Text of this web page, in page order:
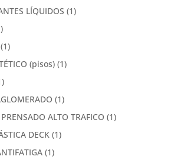
LÍQUIDOS (1)
(1)
(pisos) (1)
(1)
ALTO TRAFICO (1)
DECK (1)
(1)